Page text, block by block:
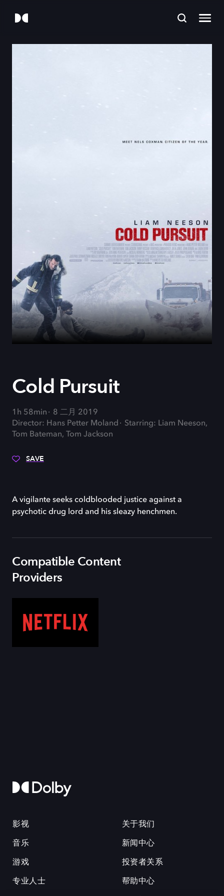
Cold Pursuit
1h 58min
8 二月 2019
Director: Hans Petter Moland
Starring: Liam Neeson,
Tom Bateman, Tom Jackson
SAVE
A vigilante seeks coldblooded justice against a
psychotic drug lord and his sleazy henchmen.
Compatible Content
Providers
影视
音乐
游戏
专业人士
关于我们
新闻中心
投资者关系
帮助中心